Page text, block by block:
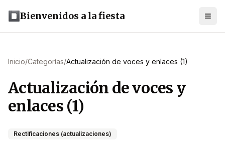
Bienvenidos a la fiesta
Inicio/Categorías/Actualización de voces y enlaces (1)
Actualización de voces y
enlaces (1)
Rectificaciones (actualizaciones)